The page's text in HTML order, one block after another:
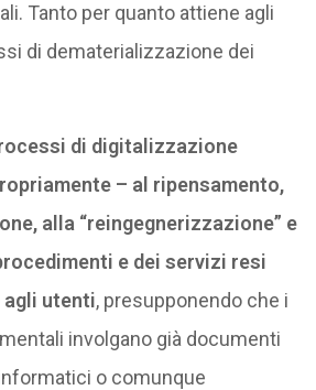
Tanto per quanto attiene agli
di dematerializzazione dei
di digitalizzazione
– al ripensamento,
alla “reingegnerizzazione” e
e dei servizi resi
utenti, presupponendo che i
involgano già documenti
o comunque